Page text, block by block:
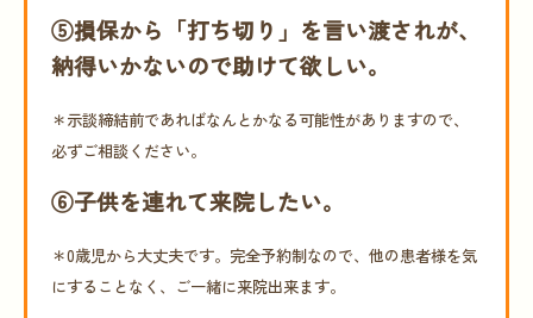
⑤損保から「打ち切り」を言い渡されが、
納得いかないので助けて欲しい。
＊示談締結前であればなんとかなる可能性がありますので、
必ずご相談ください。
⑥子供を連れて来院したい。
＊0歳児から大丈夫です。完全予約制なので、他の患者様を気
にすることなく、ご一緒に来院出来ます。